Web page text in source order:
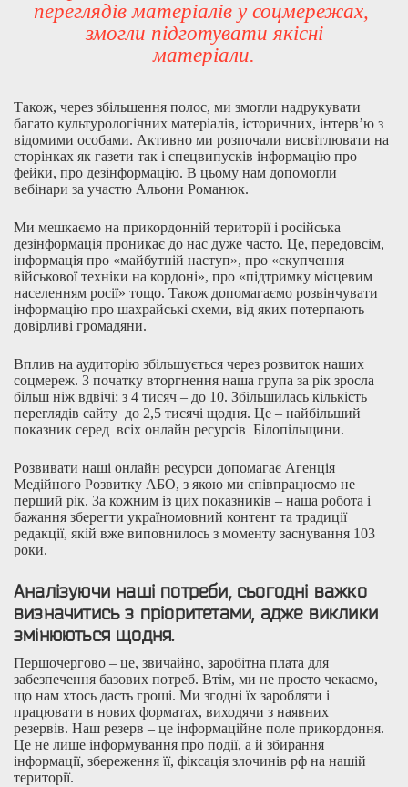
переглядів матеріалів у соцмережах,
змогли підготувати якісні
матеріали.
Також, через збільшення полос, ми змогли надрукувати
багато культурологічних матеріалів, історичних, інтерв’ю з
відомими особами. Активно ми розпочали висвітлювати на
сторінках як газети так і спецвипусків інформацію про
фейки, про дезінформацію. В цьому нам допомогли
вебінари за участю Альони Романюк.
Ми мешкаємо на прикордонній території і російська
дезінформація проникає до нас дуже часто. Це, передовсім,
інформація про «майбутній наступ», про «скупчення
військової техніки на кордоні», про «підтримку місцевим
населенням росії» тощо. Також допомагаємо розвінчувати
інформацію про шахрайські схеми, від яких потерпають
довірливі громадяни.
Вплив на аудиторію збільшується через розвиток наших
соцмереж. З початку вторгнення наша група за рік зросла
більш ніж вдвічі: з 4 тисяч – до 10. Збільшилась кількість
переглядів сайту до 2,5 тисячі щодня. Це – найбільший
показник серед всіх онлайн ресурсів Білопільщини.
Розвивати наші онлайн ресурси допомагає Агенція
Медійного Розвитку АБО, з якою ми співпрацюємо не
перший рік. За кожним із цих показників – наша робота і
бажання зберегти україномовний контент та традиції
редакції, якій вже виповнилось з моменту заснування 103
роки.
Аналізуючи наші потреби, сьогодні важко
визначитись з пріоритетами, адже виклики
змінюються щодня.
Першочергово – це, звичайно, заробітна плата для
забезпечення базових потреб. Втім, ми не просто чекаємо,
що нам хтось дасть гроші. Ми згодні їх заробляти і
працювати в нових форматах, виходячи з наявних
резервів. Наш резерв – це інформаційне поле прикордоння.
Це не лише інформування про події, а й збирання
інформації, збереження її, фіксація злочинів рф на нашій
території.